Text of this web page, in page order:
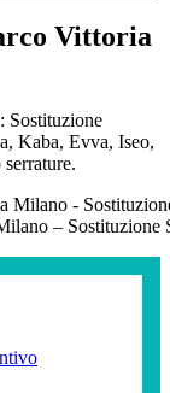
Vittoria
Sostituzione
Kaba, Evva, Iseo,
– Sostituzione